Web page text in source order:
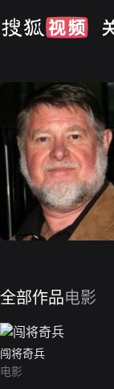
全部作品电影
闯将奇兵
电影